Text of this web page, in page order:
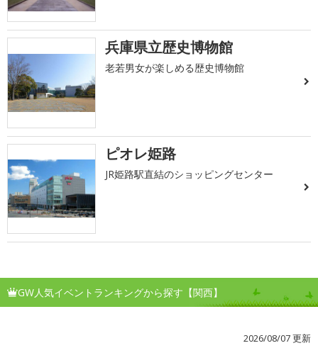
兵庫県立歴史博物館
老若男女が楽しめる歴史博物館
ピオレ姫路
JR姫路駅直結のショッピングセンター
GW人気イベントランキングから探す【関西】
2026/08/07 更新